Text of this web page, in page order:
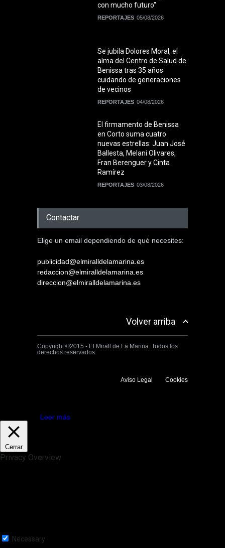
con mucho futuro"
REPORTAJES 05/08/2026
Se jubila Dolores Moral, el
alma del Centro de Salud de
Benissa tras 35 años
cuidando de generaciones
de vecinos
REPORTAJES 04/08/2026
El firmamento de Benissa
en Corto suma cuatro
nuevas estrellas: Juan José
Ballesta, Melani Olivares,
Fran Berenguer y Cinta
Ramírez
REPORTAJES 03/08/2026
Contactar
Elige un email dependiendo de què necesites:
publicidad@elmiralldelamarina.es
redaccion@elmiralldelamarina.es
direccion@elmiralldelamarina.es
Volver arriba
Copyright ©2015 - El Mirall de La Marina. Todos los
derechos reservados.
Aviso Legal Cookies
Leer más
Cerrar
Privacy Overview
Necessary